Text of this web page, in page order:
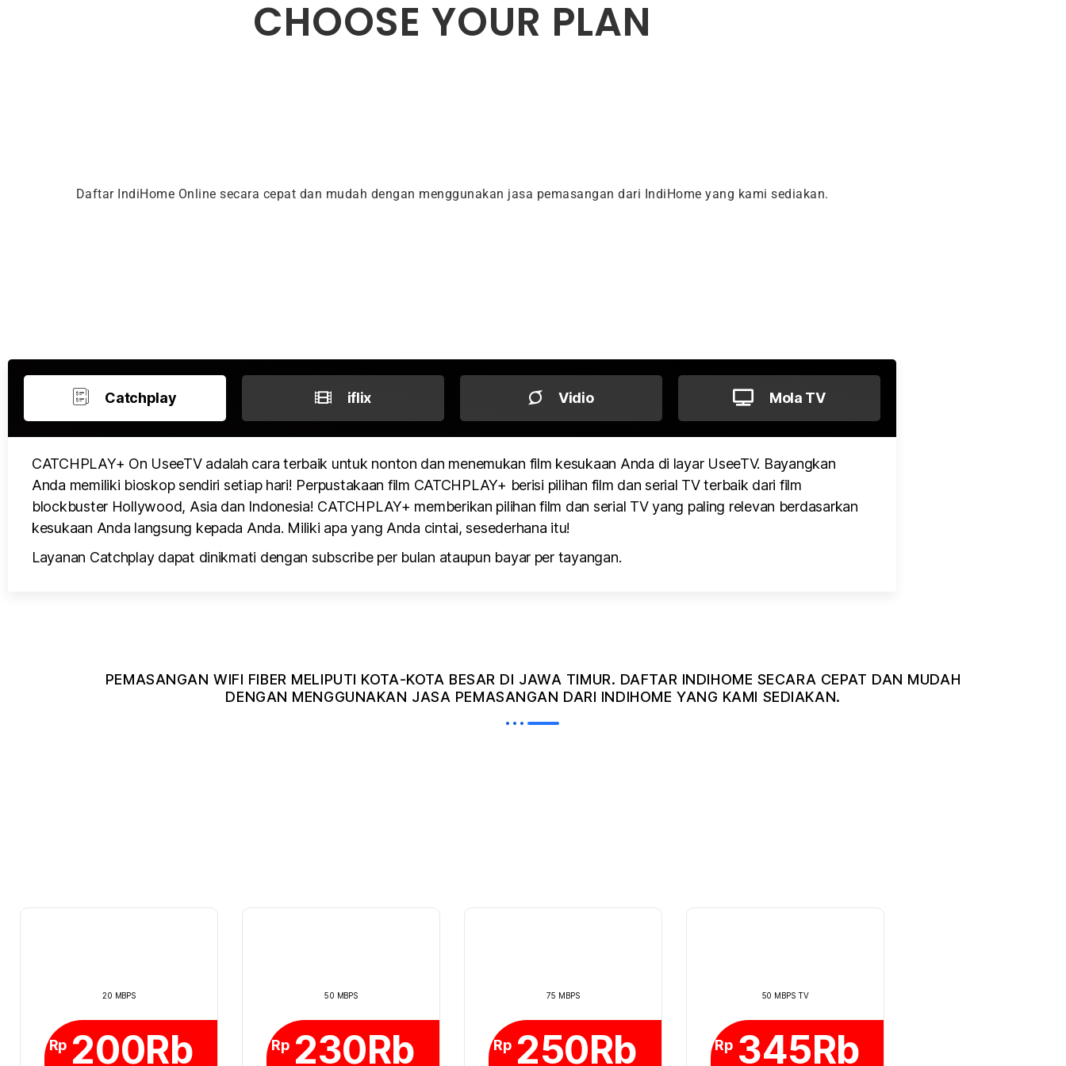
CHOOSE YOUR PLAN
Daftar IndiHome Online secara cepat dan mudah dengan menggunakan jasa pemasangan dari IndiHome yang kami sediakan.
Catchplay iflix Vidio Mola TV
CATCHPLAY+ On UseeTV adalah cara terbaik untuk nonton dan menemukan film kesukaan Anda di layar UseeTV. Bayangkan
Anda memiliki bioskop sendiri setiap hari! Perpustakaan film CATCHPLAY+ berisi pilihan film dan serial TV terbaik dari film
blockbuster Hollywood, Asia dan Indonesia! CATCHPLAY+ memberikan pilihan film dan serial TV yang paling relevan berdasarkan
kesukaan Anda langsung kepada Anda. Miliki apa yang Anda cintai, sesederhana itu!
Layanan Catchplay dapat dinikmati dengan subscribe per bulan ataupun bayar per tayangan.
PEMASANGAN WIFI FIBER MELIPUTI KOTA-KOTA BESAR DI JAWA TIMUR. DAFTAR INDIHOME SECARA CEPAT DAN MUDAH
DENGAN MENGGUNAKAN JASA PEMASANGAN DARI INDIHOME YANG KAMI SEDIAKAN.
20 MBPS
Rp 200Rb
50 MBPS
Rp 230Rb
75 MBPS
Rp 250Rb
50 MBPS TV
Rp 345Rb